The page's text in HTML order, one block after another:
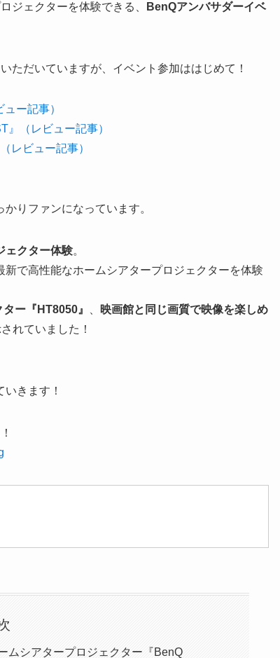
ジェクターを体験できる、
BenQアンバサダーイベ
ただいていますが、イベント参加ははじめて！
ー記事）
（レビュー記事）
レビュー記事）
りファンになっています。
ェクター体験。
で高性能なホームシアタープロジェクターを体験
ー『HT8050』
映画館と同じ画質で映像を楽しめ
れていました！
きます！
シアタープロジェクター『BenQ